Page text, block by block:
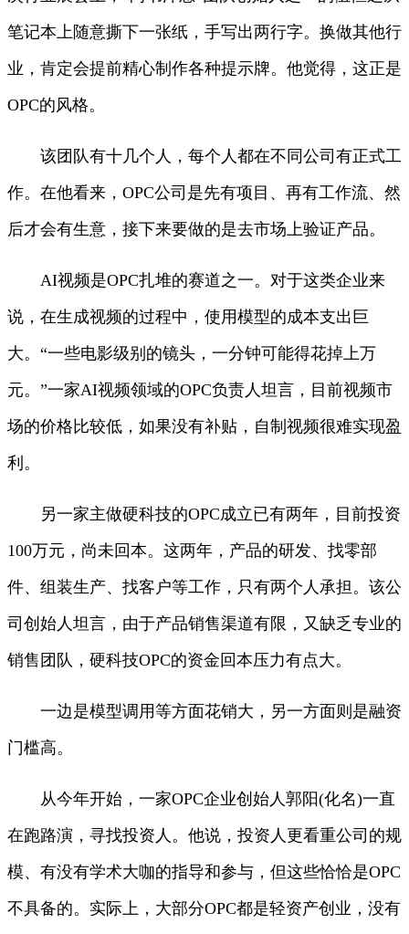
笔记本上随意撕下一张纸，手写出两行字。换做其他行
业，肯定会提前精心制作各种提示牌。他觉得，这正是
OPC的风格。
该团队有十几个人，每个人都在不同公司有正式工
作。在他看来，OPC公司是先有项目、再有工作流、然
后才会有生意，接下来要做的是去市场上验证产品。
AI视频是OPC扎堆的赛道之一。对于这类企业来
说，在生成视频的过程中，使用模型的成本支出巨
大。“一些电影级别的镜头，一分钟可能得花掉上万
元。”一家AI视频领域的OPC负责人坦言，目前视频市
场的价格比较低，如果没有补贴，自制视频很难实现盈
利。
另一家主做硬科技的OPC成立已有两年，目前投资
100万元，尚未回本。这两年，产品的研发、找零部
件、组装生产、找客户等工作，只有两个人承担。该公
司创始人坦言，由于产品销售渠道有限，又缺乏专业的
销售团队，硬科技OPC的资金回本压力有点大。
一边是模型调用等方面花销大，另一方面则是融资
门槛高。
从今年开始，一家OPC企业创始人郭阳(化名)一直
在跑路演，寻找投资人。他说，投资人更看重公司的规
模、有没有学术大咖的指导和参与，但这些恰恰是OPC
不具备的。实际上，大部分OPC都是轻资产创业，没有